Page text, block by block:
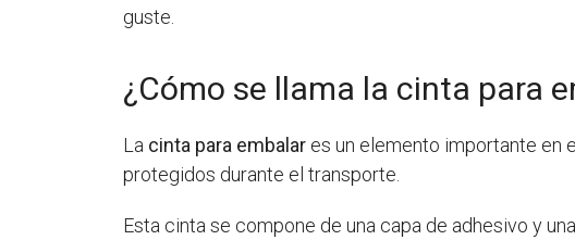
guste.
¿Cómo se llama la cinta para
La cinta para embalar es un elemento importante en
protegidos durante el transporte.
Esta cinta se compone de una capa de adhesivo y